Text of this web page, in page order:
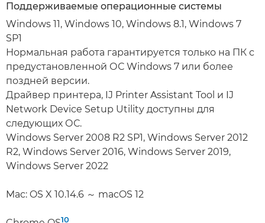
Поддерживаемые операционные системы
Windows 11, Windows 10, Windows 8.1, Windows 7
SP1
Нормальная работа гарантируется только на ПК с
предустановленной ОС Windows 7 или более
поздней версии.
Драйвер принтера, IJ Printer Assistant Tool и IJ
Network Device Setup Utility доступны для
следующих ОС.
Windows Server 2008 R2 SP1, Windows Server 2012
R2, Windows Server 2016, Windows Server 2019,
Windows Server 2022
Mac: OS X 10.14.6 ～ macOS 12
10